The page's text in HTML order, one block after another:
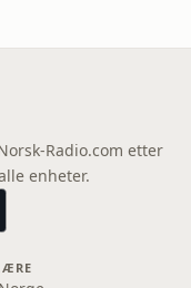
Radio.com etter
enheter.